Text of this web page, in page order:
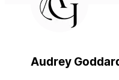
Audrey